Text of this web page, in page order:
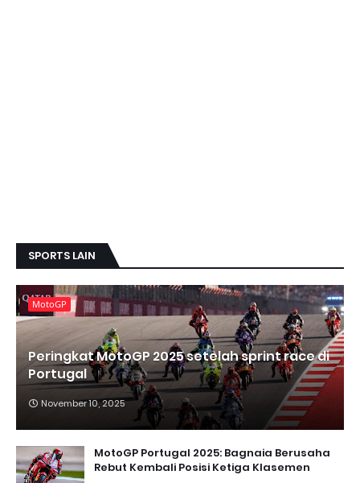
SPORTS LAIN
MotoGP
Peringkat MotoGP 2025 setelah sprint race di
Portugal
November 10, 2025
MotoGP Portugal 2025: Bagnaia Berusaha
Rebut Kembali Posisi Ketiga Klasemen